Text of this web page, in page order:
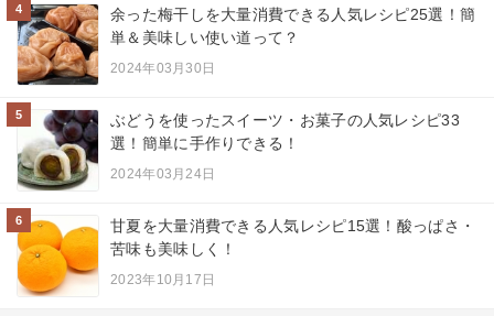
4
余った梅干しを大量消費できる人気レシピ25選！簡
単＆美味しい使い道って？
2024年03月30日
5
ぶどうを使ったスイーツ・お菓子の人気レシピ33
選！簡単に手作りできる！
2024年03月24日
6
甘夏を大量消費できる人気レシピ15選！酸っぱさ・
苦味も美味しく！
2023年10月17日